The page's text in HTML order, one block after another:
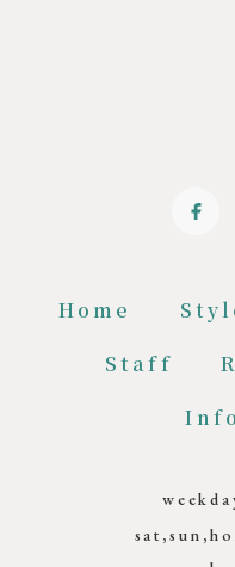
Home
Staff